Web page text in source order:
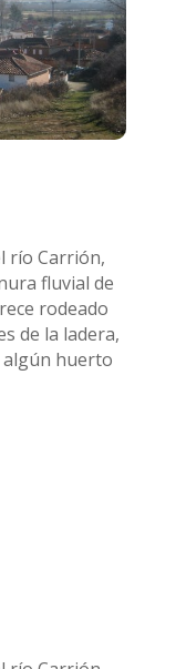
río Carrión,
fluvial de
rodeado
de la ladera,
algún huerto